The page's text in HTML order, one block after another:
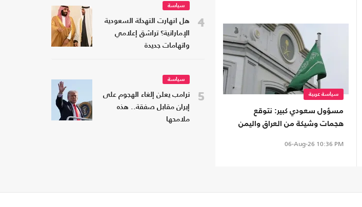
سياسة عربية
مسؤول سعودي كبير: نتوقع
هجمات وشيكة من العراق واليمن
06-Aug-26 10:36 PM
4
سياسة
هل انهارت التهدئة السعودية
الإماراتية؟ تراشق إعلامي
واتهامات جديدة
5
سياسة
ترامب يعلن إلغاء الهجوم على
إيران مقابل صفقة.. هذه
ملامحها